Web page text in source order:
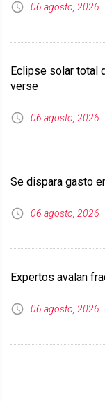
06 agosto, 2026
Eclipse solar total
verse
06 agosto, 2026
Se dispara gasto
06 agosto, 2026
Expertos avalan
06 agosto, 2026